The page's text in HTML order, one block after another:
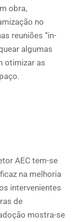
obra,
no
reuniões “in-
algumas
otimizar as
AEC tem-se
na melhoria
intervenientes
de
mostra-se